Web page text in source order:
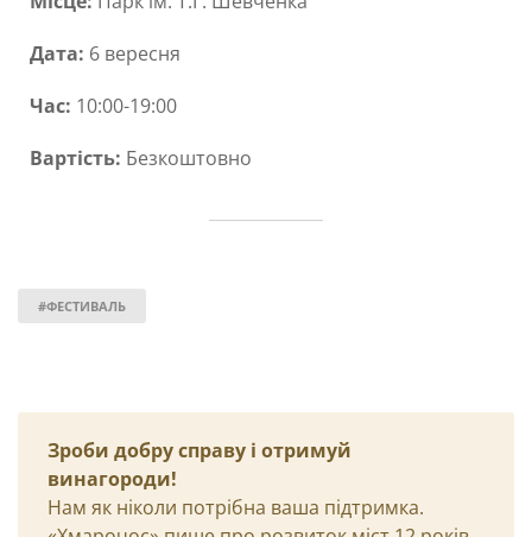
Дата: 6 вересня
Час: 10:00-19:00
Вартість: Безкоштовно
#ФЕСТИВАЛЬ
Зроби добру справу і отримуй
винагороди!
Нам як ніколи потрібна ваша підтримка.